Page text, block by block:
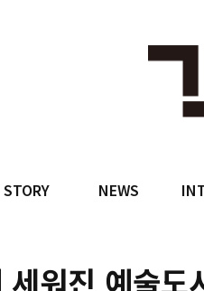
STORY NEWS
워진 예술도